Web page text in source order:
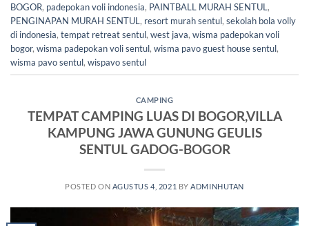
BOGOR, padepokan voli indonesia, PAINTBALL MURAH SENTUL ,
PENGINAPAN MURAH SENTUL , resort murah sentul, sekolah bola volly
di indonesia, tempat retreat sentul, west java, wisma padepokan voli
bogor, wisma padepokan voli sentul, wisma pavo guest house sentul,
wisma pavo sentul, wispavo sentul
CAMPING
TEMPAT CAMPING LUAS DI BOGOR,VILLA
KAMPUNG JAWA GUNUNG GEULIS
SENTUL GADOG-BOGOR
POSTED ON AGUSTUS 4, 2021 BYADMINHUTAN